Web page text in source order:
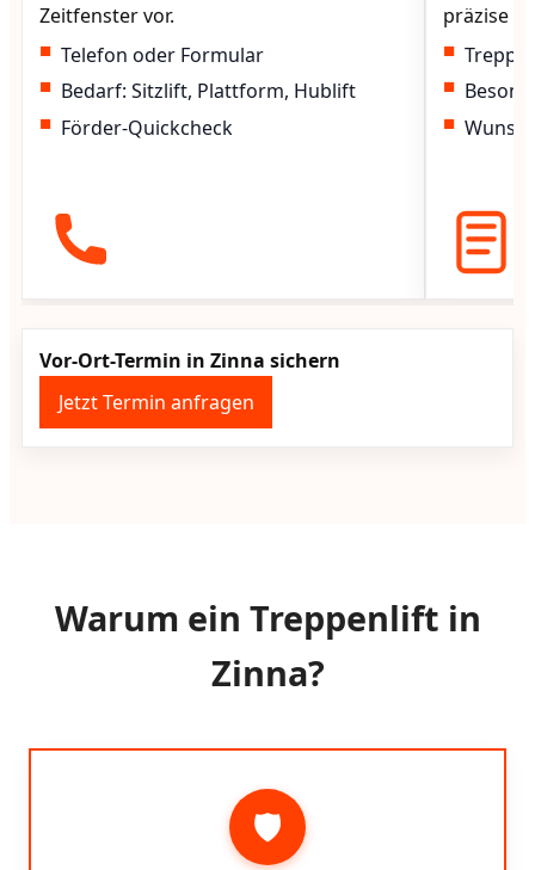
Zeitfenster vor.
Telefon oder Formular
Bedarf: Sitzlift, Plattform, Hublift
Förder-Quickcheck
präzise
Vor-Ort-Termin in Zinna sichern
Jetzt Termin anfragen
Warum ein Treppenlift in
Zinna?
🛡️